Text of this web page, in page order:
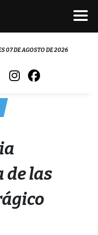
07 DE AGOSTO DE 2026
de las